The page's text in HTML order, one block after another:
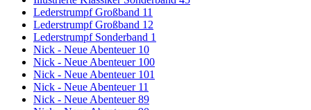
Lederstrumpf Großband 11
Lederstrumpf Großband 12
Lederstrumpf Sonderband 1
Nick - Neue Abenteuer 10
Nick - Neue Abenteuer 100
Nick - Neue Abenteuer 101
Nick - Neue Abenteuer 11
Nick - Neue Abenteuer 89